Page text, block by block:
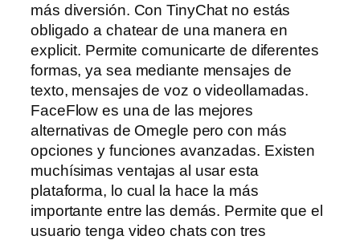
más diversión. Con TinyChat no estás
obligado a chatear de una manera en
explicit. Permite comunicarte de diferentes
formas, ya sea mediante mensajes de
texto, mensajes de voz o videollamadas.
FaceFlow es una de las mejores
alternativas de Omegle pero con más
opciones y funciones avanzadas. Existen
muchísimas ventajas al usar esta
plataforma, lo cual la hace la más
importante entre las demás. Permite que el
usuario tenga video chats con tres